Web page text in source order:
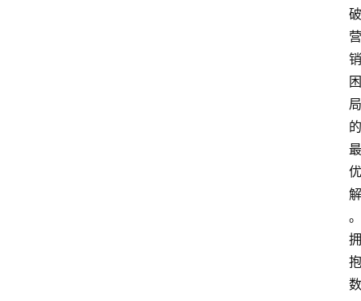
破
营
销
困
局
的
最
优
解
。
拥
抱
数